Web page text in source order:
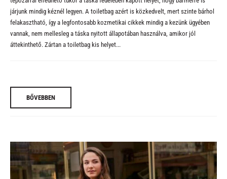
járjunk mindig kéznél legyen. A toiletbag azért is közkedvelt, mert szinte bárhol
felakasztható, így a legfontosabb kozmetikai cikkek mindig a kezünk ügyében
vannak, nem mellesleg a táska nyitott állapotában használva, amikor jól
áttekinthető. Zártan a toiletbag kis helyet...
BŐVEBBEN